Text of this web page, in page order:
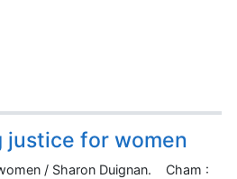
justice for women
/ Sharon Duignan. Cham :